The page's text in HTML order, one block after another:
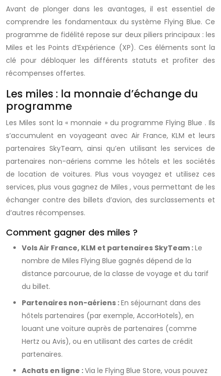
Avant de plonger dans les avantages, il est essentiel de
comprendre les fondamentaux du système Flying Blue. Ce
programme de fidélitérepose sur deux piliers principaux : les
Mileset les Points d’Expérience (XP). Ces éléments sont la
clé pour débloquer les différents statuts et profiter des
récompenses offertes.
Les miles : la monnaie d’échange du
programme
LesMiles sont la « monnaie » du programme Flying Blue . Ils
s’accumulent en voyageant avec Air France, KLM et leurs
partenaires SkyTeam, ainsi qu’en utilisant les services de
partenaires non-aériens comme les hôtels et les sociétés
de location de voitures. Plus vous voyagez et utilisez ces
services, plus vous gagnez de Miles , vous permettant de les
échanger contre des billets d’avion, des surclassements et
d’autres récompenses.
Comment gagner des miles ?
Vols Air France, KLM et partenaires SkyTeam :Le
nombre de Miles Flying Blue gagnés dépend de la
distance parcourue, de la classe de voyage et du tarif
du billet.
Partenaires non-aériens :En séjournant dans des
hôtels partenaires (par exemple, AccorHotels), en
louant une voiture auprès de partenaires (comme
Hertz ou Avis), ou en utilisant des cartes de crédit
partenaires.
Achats en ligne :Via le Flying Blue Store, vous pouvez